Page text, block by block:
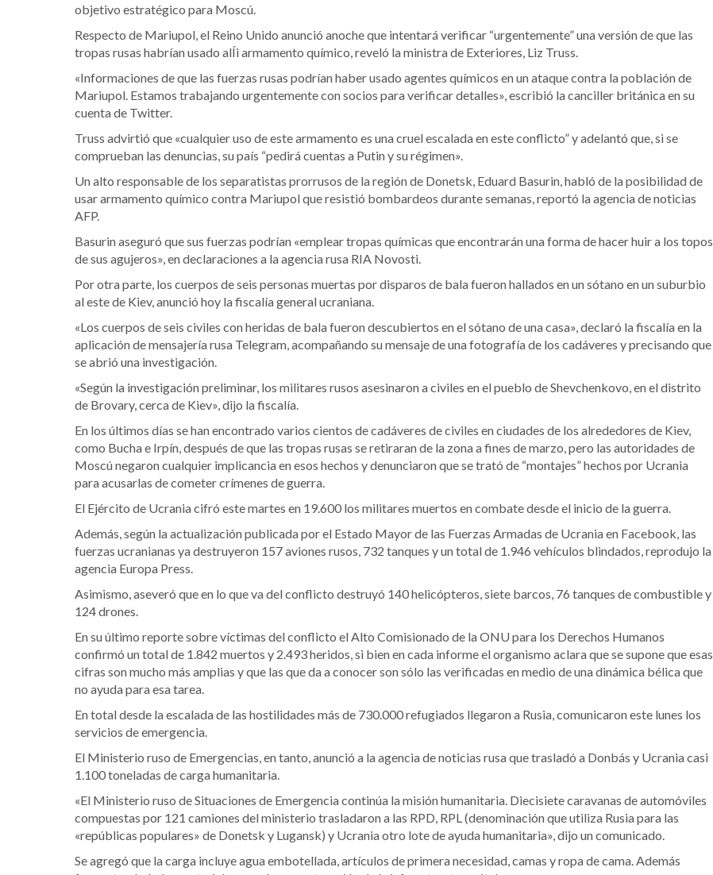
objetivo estratégico para Moscú.
Respecto de Mariupol, el Reino Unido anunció anoche que intentará verificar “urgentemente” una versión de que las
tropas rusas habrían usado alÍi armamento químico, reveló la ministra de Exteriores, Liz Truss.
«Informaciones de que las fuerzas rusas podrían haber usado agentes químicos en un ataque contra la población de
Mariupol. Estamos trabajando urgentemente con socios para verificar detalles», escribió la canciller británica en su
cuenta de Twitter.
Truss advirtió que «cualquier uso de este armamento es una cruel escalada en este conflicto” y adelantó que, si se
comprueban las denuncias, su país “pedirá cuentas a Putin y su régimen».
Un alto responsable de los separatistas prorrusos de la región de Donetsk, Eduard Basurin, habló de la posibilidad de
usar armamento químico contra Mariupol que resistió bombardeos durante semanas, reportó la agencia de noticias
AFP.
Basurin aseguró que sus fuerzas podrían «emplear tropas químicas que encontrarán una forma de hacer huir a los topos
de sus agujeros», en declaraciones a la agencia rusa RIA Novosti.
Por otra parte, los cuerpos de seis personas muertas por disparos de bala fueron hallados en un sótano en un suburbio
al este de Kiev, anunció hoy la fiscalía general ucraniana.
«Los cuerpos de seis civiles con heridas de bala fueron descubiertos en el sótano de una casa», declaró la fiscalía en la
aplicación de mensajería rusa Telegram, acompañando su mensaje de una fotografía de los cadáveres y precisando que
se abrió una investigación.
«Según la investigación preliminar, los militares rusos asesinaron a civiles en el pueblo de Shevchenkovo, en el distrito
de Brovary, cerca de Kiev», dijo la fiscalía.
En los últimos días se han encontrado varios cientos de cadáveres de civiles en ciudades de los alrededores de Kiev,
como Bucha e Irpín, después de que las tropas rusas se retiraran de la zona a fines de marzo, pero las autoridades de
Moscú negaron cualquier implicancia en esos hechos y denunciaron que se trató de “montajes” hechos por Ucrania
para acusarlas de cometer crímenes de guerra.
El Ejército de Ucrania cifró este martes en 19.600 los militares muertos en combate desde el inicio de la guerra.
Además, según la actualización publicada por el Estado Mayor de las Fuerzas Armadas de Ucrania en Facebook, las
fuerzas ucranianas ya destruyeron 157 aviones rusos, 732 tanques y un total de 1.946 vehículos blindados, reprodujo la
agencia Europa Press.
Asimismo, aseveró que en lo que va del conflicto destruyó 140 helicópteros, siete barcos, 76 tanques de combustible y
124 drones.
En su último reporte sobre víctimas del conflicto el Alto Comisionado de la ONU para los Derechos Humanos
confirmó un total de 1.842 muertos y 2.493 heridos, si bien en cada informe el organismo aclara que se supone que esas
cifras son mucho más amplias y que las que da a conocer son sólo las verificadas en medio de una dinámica bélica que
no ayuda para esa tarea.
En total desde la escalada de las hostilidades más de 730.000 refugiados llegaron a Rusia, comunicaron este lunes los
servicios de emergencia.
El Ministerio ruso de Emergencias, en tanto, anunció a la agencia de noticias rusa que trasladó a Donbás y Ucrania casi
1.100 toneladas de carga humanitaria.
«El Ministerio ruso de Situaciones de Emergencia continúa la misión humanitaria. Diecisiete caravanas de automóviles
compuestas por 121 camiones del ministerio trasladaron a las RPD, RPL (denominación que utiliza Rusia para las
«repúblicas populares» de Donetsk y Lugansk) y Ucrania otro lote de ayuda humanitaria», dijo un comunicado.
Se agregó que la carga incluye agua embotellada, artículos de primera necesidad, camas y ropa de cama. Además